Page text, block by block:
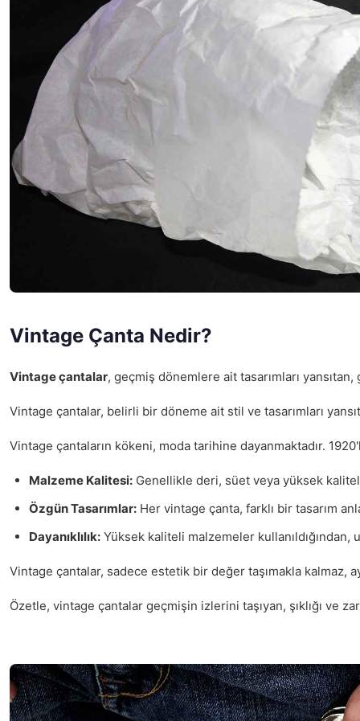
Vintage Çanta Nedir?
Vintage çantalar, geçmiş dönemlere ait tasarımları
Vintage çantalar, belirli bir döneme ait stil ve tasarımları
Vintage çantaların kökeni, moda tarihine dayanmaktadır.
Malzeme Kalitesi: Genellikle deri, süet veya yüksek
Özgün Tasarımlar: Her vintage çanta, farklı bir tasarım
Dayanıklılık: Yüksek kaliteli malzemeler kullanıldığından,
Vintage çantalar, sadece estetik bir değer taşımakla kalmaz,
Özetle, vintage çantalar geçmişin izlerini taşıyan, şıklığı ve